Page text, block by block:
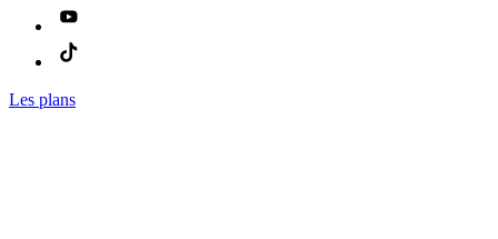
Les plans